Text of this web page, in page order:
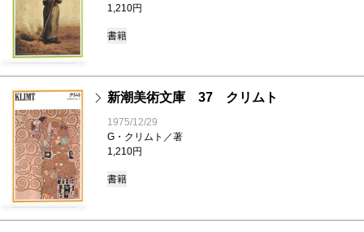
1,210円
書籍
新潮美術文庫 37 クリムト
1975/12/29
G・クリムト／著
1,210円
書籍